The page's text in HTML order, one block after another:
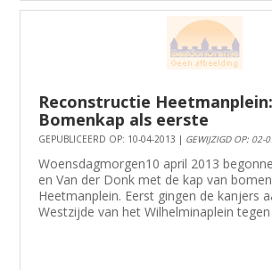
Reconstructie Heetmanplein:
Bomenkap als eerste
GEPUBLICEERD OP: 10-04-2013 | GEWIJZIGD OP: 02-
Woensdagmorgen10 april 2013
en Van der Donk met de kap van
Heetmanplein. Eerst gingen de kanjers
Westzijde van het Wilhelminaplein